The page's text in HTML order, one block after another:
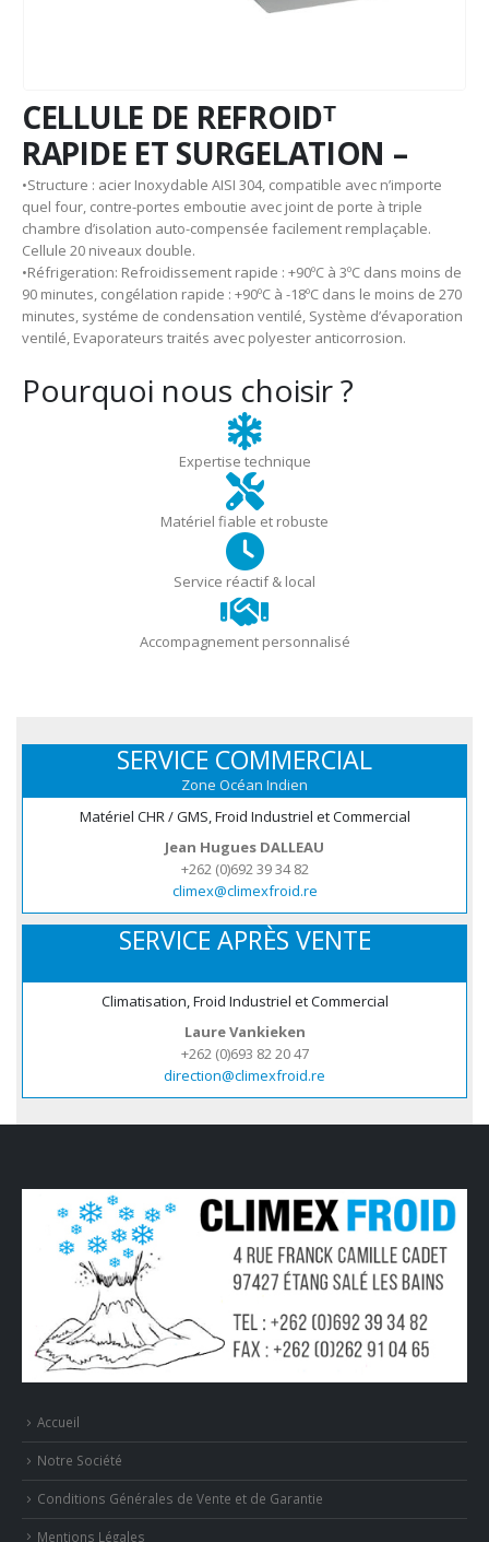
CELLULE DE REFROIDᵀ
RAPIDE ET SURGELATION –
•Structure : acier Inoxydable AISI 304, compatible avec n’importe
quel four, contre-portes emboutie avec joint de porte à triple
chambre d’isolation auto-compensée facilement remplaçable.
Cellule 20 niveaux double.
•Réfrigeration: Refroidissement rapide : +90ºC à 3ºC dans moins de
90 minutes, congélation rapide : +90ºC à -18ºC dans le moins de 270
minutes, systéme de condensation ventilé, Système d’évaporation
ventilé, Evaporateurs traités avec polyester anticorrosion.
Pourquoi nous choisir ?
Expertise technique
Matériel fiable et robuste
Service réactif & local
Accompagnement personnalisé
SERVICE COMMERCIAL
Zone Océan Indien
Matériel CHR / GMS, Froid Industriel et Commercial
Jean Hugues DALLEAU
+262 (0)692 39 34 82
climex@climexfroid.re
SERVICE APRÈS VENTE
Climatisation, Froid Industriel et Commercial
Laure Vankieken
+262 (0)693 82 20 47
direction@climexfroid.re
Accueil
Notre Société
Conditions Générales de Vente et de Garantie
Mentions Légales